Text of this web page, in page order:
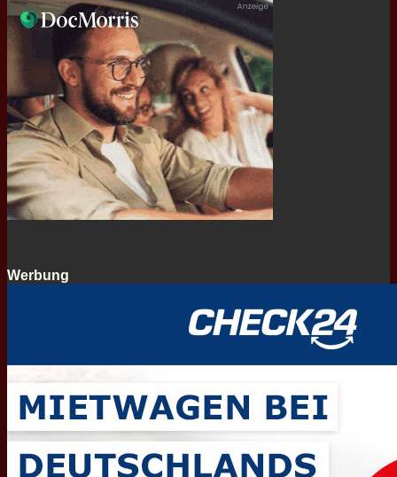
Werbung